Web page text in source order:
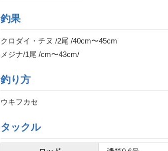
釣果
クロダイ・チヌ /2尾 /40cm〜45cm
メジナ/1尾 /cm〜43cm/
釣り方
ウキフカセ
タックル